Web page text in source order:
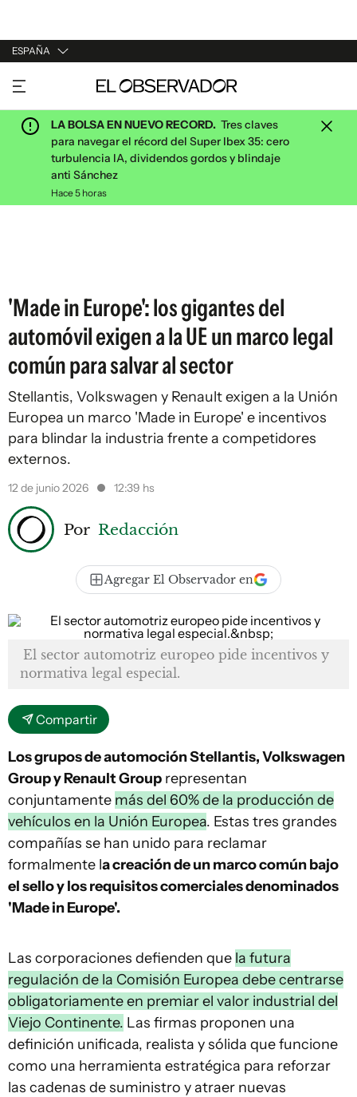
ESPAÑA
URUGUAY
ARGENTINA
ESPAÑA
ESTADOS UNIDOS
LA BOLSA EN NUEVO RECORD. Tres claves
para navegar el récord del Super Ibex 35: cero
turbulencia IA, dividendos gordos y blindaje
anti Sánchez
Hace 5 horas
'Made in Europe': los gigantes del
automóvil exigen a la UE un marco legal
común para salvar al sector
Stellantis, Volkswagen y Renault exigen a la Unión
Europea un marco 'Made in Europe' e incentivos
para blindar la industria frente a competidores
externos.
12 de junio 2026 12:39 hs
Por Redacción
Agregar El Observador en
El sector automotriz europeo pide incentivos y
normativa legal especial.
Compartir
Los grupos de automoción Stellantis, Volkswagen
Group y Renault Group representan
conjuntamente más del 60% de la producción de
vehículos en la Unión Europea. Estas tres grandes
compañías se han unido para reclamar
formalmente la creación de un marco común bajo
el sello y los requisitos comerciales denominados
'Made in Europe'.
Las corporaciones defienden que la futura
regulación de la Comisión Europea debe centrarse
obligatoriamente en premiar el valor industrial del
Viejo Continente. Las firmas proponen una
definición unificada, realista y sólida que funcione
como una herramienta estratégica para reforzar
las cadenas de suministro y atraer nuevas